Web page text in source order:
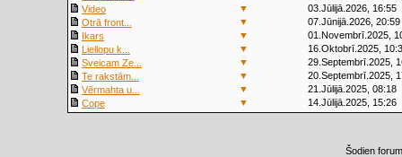
Video
▼
03.Jūlijā.2026, 16:55
Otrā front...
▼
07.Jūnijā.2026, 20:59
Ikars
▼
01.Novembrī.2025,
Liellopu k...
▼
16.Oktobrī.2025,
Sveicam Ze...
▼
29.Septembrī.2025,
Te rakstām...
▼
20.Septembrī.2025,
Vērmahta u...
▼
21.Jūlijā.2025, 08:18
Cope
▼ 14.Jūlijā.2025, 15:26
Šodien